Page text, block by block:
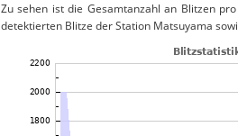
Zu sehen ist die Gesamtanzahl an Blitzen
detektierten Blitze der Station Matsuyama